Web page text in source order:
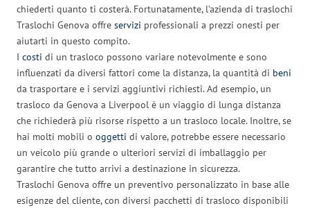
chiederti quanto ti costerà. Fortunatamente, l’azienda di traslochi
Traslochi Genova offre servizi professionali a prezzi onesti per
aiutarti in questo compito.
I costi di un trasloco possono variare notevolmente e sono
influenzati da diversi fattori come la distanza, la quantità di beni
da trasportare e i servizi aggiuntivi richiesti. Ad esempio, un
trasloco da Genova a Liverpool è un viaggio di lunga distanza
che richiederà più risorse rispetto a un trasloco locale. Inoltre, se
hai molti mobili o oggetti di valore, potrebbe essere necessario
un veicolo più grande o ulteriori servizi di imballaggio per
garantire che tutto arrivi a destinazione in sicurezza.
Traslochi Genova offre un preventivo personalizzato in base alle
esigenze del cliente, con diversi pacchetti di trasloco disponibili